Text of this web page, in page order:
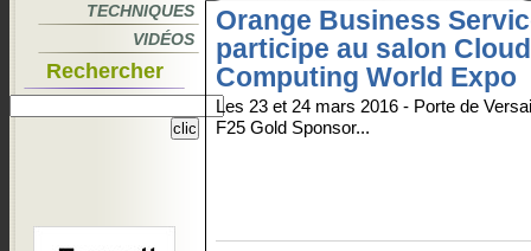
TECHNIQUES
VIDÉOS
Rechercher
Orange Business
participe au salon Cloud
Computing World Expo
Les 23 et 24 mars 2016 - Porte de
F25 Gold Sponsor...